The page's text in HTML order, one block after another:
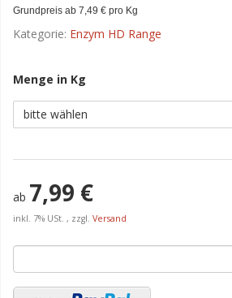
Grundpreis ab 7,49 € pro Kg
Kategorie: Enzym HD Range
Menge in Kg
bitte wählen
ab 7,99 €
inkl. 7% USt. , zzgl. Versand